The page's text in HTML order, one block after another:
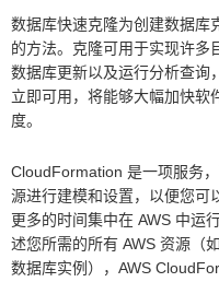
数据库快速克隆为创建数据库
的方法。克隆可用于实现许多
数据库更新以及运行分析查询
立即可用，将能够大幅加快软
度。
CloudFormation 是一项服务
源进行建模和设置，以便您可
更多的时间集中在 AWS 中运
述您所需的所有 AWS 资源（
数据库实例），AWS